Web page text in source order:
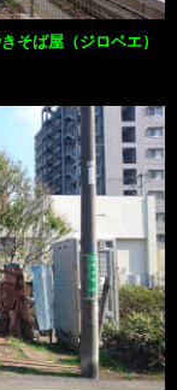
そば屋（ジロベエ）